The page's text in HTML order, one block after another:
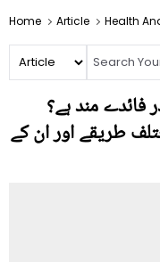
Home Article Health
مند ہے؟
طریقے اور ان کے